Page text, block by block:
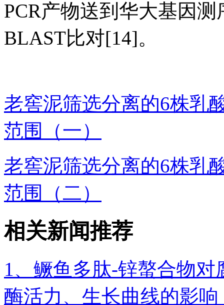
PCR产物送到华大基因
BLAST比对[14]。
老窖泥筛选分离的6株乳
范围（一）
老窖泥筛选分离的6株乳
范围（二）
相关新闻推荐
1、鳜鱼多肽-锌螯合物
酶活力、生长曲线的影响